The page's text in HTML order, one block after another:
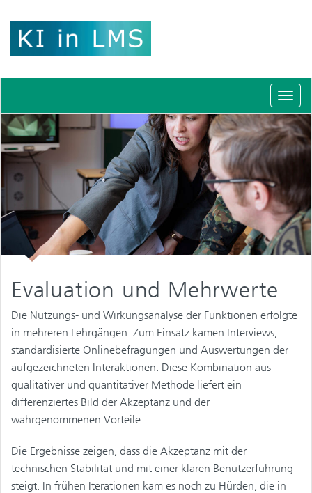
Evaluation und Mehrwerte
Die Nutzungs- und Wirkungsanalyse der Funktionen erfolgte
in mehreren Lehrgängen. Zum Einsatz kamen Interviews,
standardisierte Onlinebefragungen und Auswertungen der
aufgezeichneten Interaktionen. Diese Kombination aus
qualitativer und quantitativer Methode liefert ein
differenziertes Bild der Akzeptanz und der
wahrgenommenen Vorteile.
Die Ergebnisse zeigen, dass die Akzeptanz mit der
technischen Stabilität und mit einer klaren Benutzerführung
steigt. In frühen Iterationen kam es noch zu Hürden, die in